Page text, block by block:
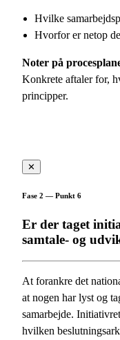
Hvilke
Hvorfor er netop
Noter på
Konkrete aftaler for,
principper.
✕
Fase 2 — Punkt 6
Er der taget
samtale- og
At forankre det
at nogen har lyst og
samarbejde.
hvilken